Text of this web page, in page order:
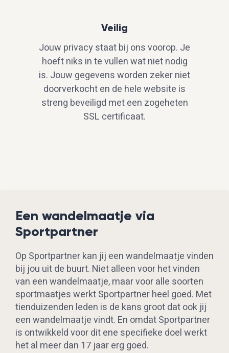
Veilig
Jouw privacy staat bij ons voorop. Je
hoeft niks in te vullen wat niet nodig
is. Jouw gegevens worden zeker niet
doorverkocht en de hele website is
streng beveiligd met een zogeheten
SSL certificaat.
Een wandelmaatje via
Sportpartner
Op Sportpartner kan jij een wandelmaatje vinden
bij jou uit de buurt. Niet alleen voor het vinden
van een wandelmaatje, maar voor alle soorten
sportmaatjes werkt Sportpartner heel goed. Met
tienduizenden leden is de kans groot dat ook jij
een wandelmaatje vindt. En omdat Sportpartner
is ontwikkeld voor dit ene specifieke doel werkt
het al meer dan 17 jaar erg goed.